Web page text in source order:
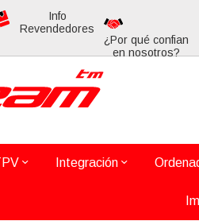
Info
Revendedores
¿Por qué confian
en nosotros?
Integración